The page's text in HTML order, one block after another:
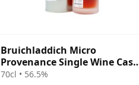
Bruichladdich Micro
Provenance Single Wine Cask
#2750 2010 8 años
70cl • 56.5%